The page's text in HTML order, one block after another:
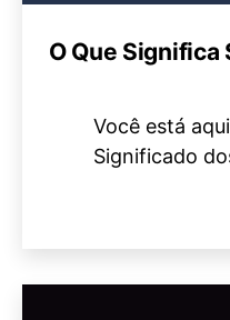
O Que Significa
Você está
Significado